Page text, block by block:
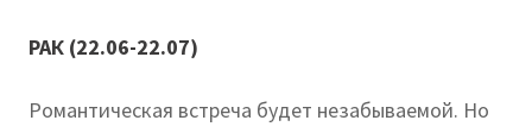
РАК (22.06-22.07)
Романтическая встреча будет незабываемой. Но